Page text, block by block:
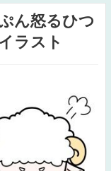
ん怒るひつ
ラスト